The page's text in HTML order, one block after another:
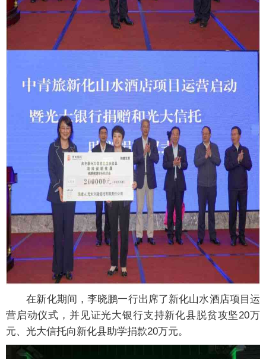
在新化期间，李晓鹏一行出席了新化山水酒店项目运
营启动仪式，并见证光大银行支持新化县脱贫攻坚20万
元、光大信托向新化县助学捐款20万元。